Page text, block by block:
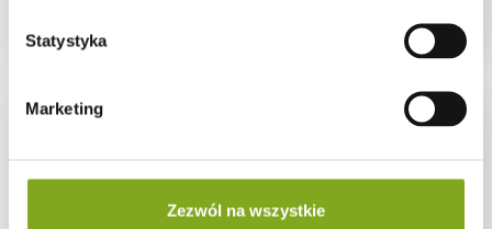
Statystyka
Marketing
Zezwól na wszystkie